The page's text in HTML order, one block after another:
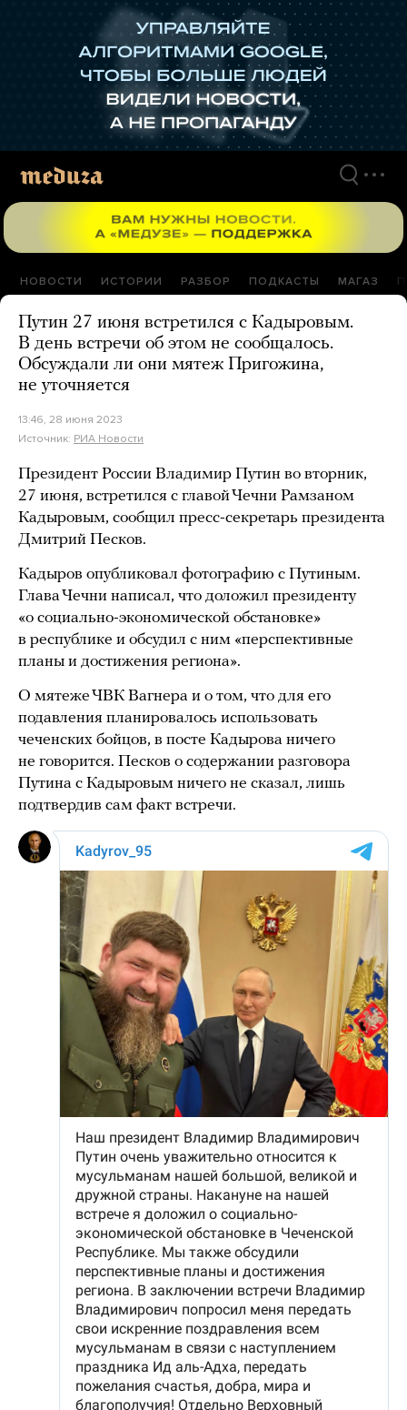
НОВОСТИ ИСТОРИИ РАЗБОР ПОДКАСТЫ МАГАЗ
Путин 27 июня встретился с Кадыровым.
В день встречи об этом не сообщалось.
Обсуждали ли они мятеж Пригожина,
не уточняется
13:46, 28 июня 2023
Источник: РИА Новости
Президент России Владимир Путин во вторник,
27 июня, встретился с главой Чечни Рамзаном
Кадыровым, сообщил пресс-секретарь президента
Дмитрий Песков.
Кадыров опубликовал фотографию с Путиным.
Глава Чечни написал, что доложил президенту
«о социально-экономической обстановке»
в республике и обсудил с ним «перспективные
планы и достижения региона».
О мятеже ЧВК Вагнера и о том, что для его
подавления планировалось использовать
чеченских бойцов, в посте Кадырова ничего
не говорится. Песков о содержании разговора
Путина с Кадыровым ничего не сказал, лишь
подтвердив сам факт встречи.